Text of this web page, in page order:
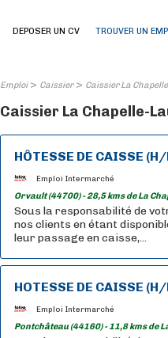
DEPOSER UN CV TROUVER UN
Emploi> Caissier> Caissier La
Caissier La Chapelle-
HÔTESSE DE CAISSE
Emploi Intermarché
Orvault (44700) - 28,5 kms de La
Sous la responsabilité de
nos clients en étant
leur passage en caisse,...
HOTESSE DE CAISSE (H/
Emploi Intermarché
Pontchâteau (44160) - 11,8 kms de